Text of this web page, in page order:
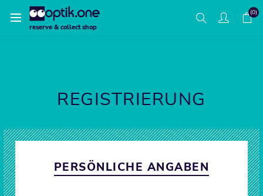
reserve & collect shop
(0)
REGISTRIERUNG
PERSÖNLICHE ANGABEN